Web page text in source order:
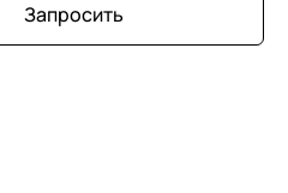
Запросить